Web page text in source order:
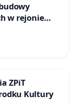
w rejonie
ZPiT
Kultury